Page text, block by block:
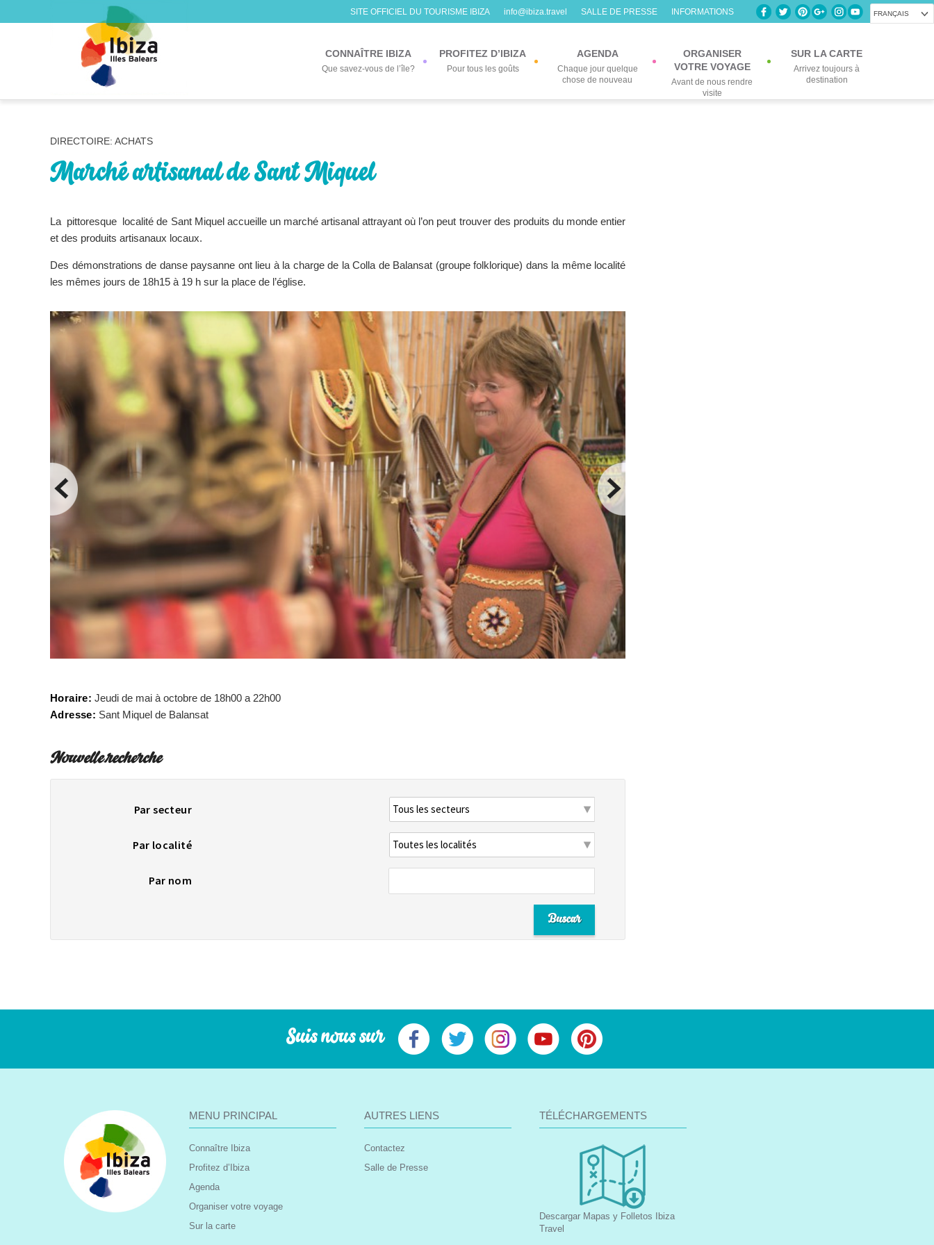
FRANÇAIS
SITE OFFICIEL DU TOURISME IBIZA info@ibiza.travel SALLE DE PRESSE INFORMATIONS
CONNAÎTRE IBIZA
Que savez-vous de l’île?
PROFITEZ D’IBIZA
Pour tous les goûts
AGENDA
Chaque jour quelque
chose de nouveau
ORGANISER
VOTRE VOYAGE
Avant de nous rendre
visite
SUR LA CARTE
Arrivez toujours à
destination
DIRECTOIRE: ACHATS
Marché artisanal de Sant Miquel
La pittoresque localité de Sant Miquel accueille un marché artisanal attrayant où l’on peut trouver des produits du monde entier
et des produits artisanaux locaux.
Des démonstrations de danse paysanne ont lieu à la charge de la Colla de Balansat (groupe folklorique) dans la même localité
les mêmes jours de 18h15 à 19 h sur la place de l’église.
Horaire: Jeudi de mai à octobre de 18h00 a 22h00
Adresse: Sant Miquel de Balansat
Nouvelle recherche
Par secteur
Par localité
Par nom
Suis nous sur
MENU PRINCIPAL
Connaître Ibiza
Profitez d’Ibiza
Agenda
Organiser votre voyage
Sur la carte
AUTRES LIENS
Contactez
Salle de Presse
TÉLÉCHARGEMENTS
Descargar Mapas y Folletos Ibiza
Travel